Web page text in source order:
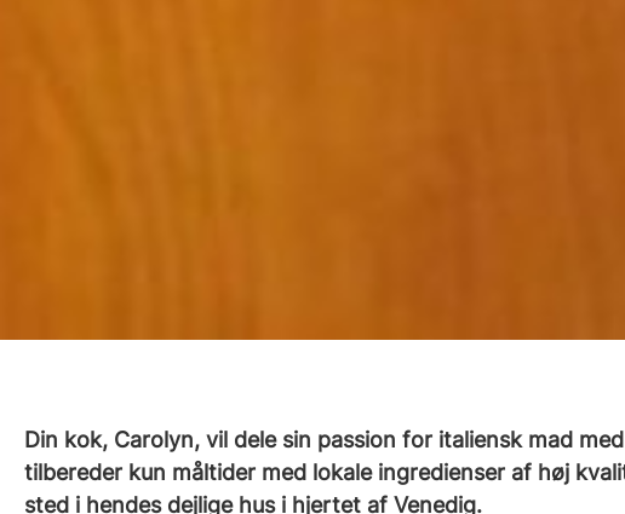
Din kok, Carolyn, vil dele sin passion for italiensk mad
tilbereder kun måltider med lokale ingredienser af høj
sted i hendes dejlige hus i hjertet af Venedig.